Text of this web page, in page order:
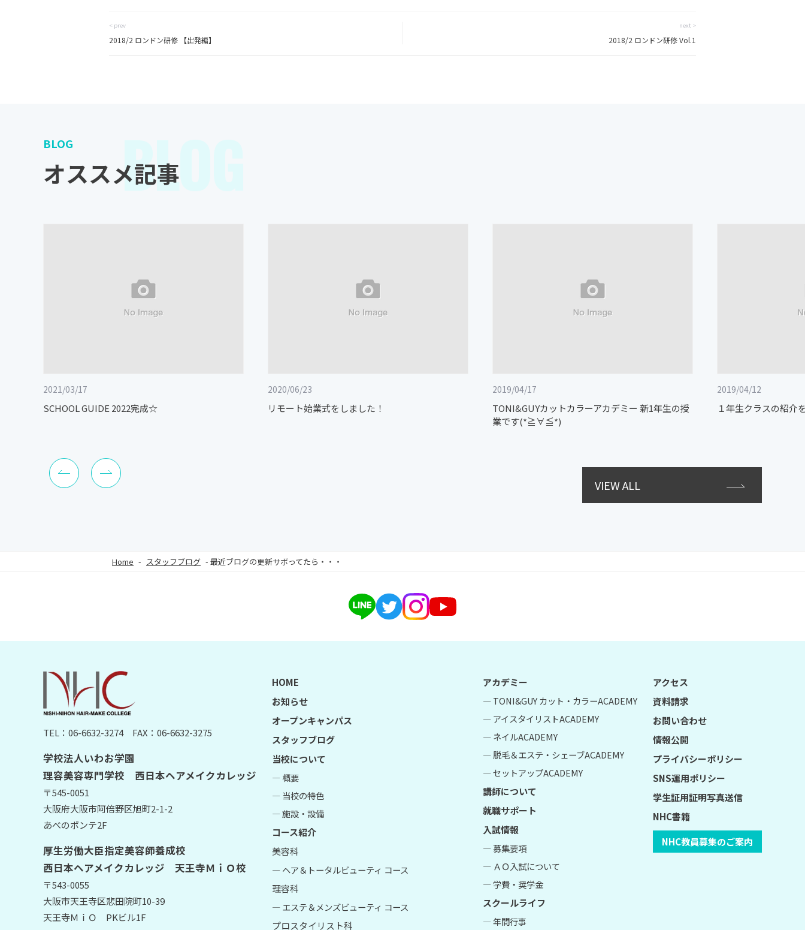
< prev
2018/2 ロンドン研修 【出発編】
next >
2018/2 ロンドン研修 Vol.1
BLOG
オススメ記事
BLOG
2021/03/17
SCHOOL GUIDE 2022完成☆
2020/06/23
リモート始業式をしました！
2019/04/17
TONI&GUYカットカラーアカデミー 新1年生の授
業です(*≧∀≦*)
2019/04/12
１年生クラスの紹介
VIEW ALL
Home - スタッフブログ - 最近ブログの更新サボってたら・・・
TEL：06-6632-3274FAX：06-6632-3275
学校法人いわお学園
理容美容専門学校 西日本ヘアメイクカレッジ
〒545-0051
大阪府大阪市阿倍野区旭町2-1-2
あべのポンテ2F
厚生労働大臣指定美容師養成校
西日本ヘアメイクカレッジ 天王寺ＭｉＯ校
〒543-0055
大阪市天王寺区悲田院町10-39
天王寺ＭｉＯ PKビル1F
HOME
お知らせ
オープンキャンパス
スタッフブログ
当校について
― 概要
― 当校の特色
― 施設・設備
コース紹介
美容科
― ヘア＆トータルビューティ コース
理容科
― エステ＆メンズビューティ コース
プロスタイリスト科
アカデミー
― TONI&GUY カット・カラーACADEMY
― アイスタイリストACADEMY
― ネイルACADEMY
― 脱毛＆エステ・シェーブACADEMY
― セットアップACADEMY
講師について
就職サポート
入試情報
― 募集要項
― ＡＯ入試について
― 学費・奨学金
スクールライフ
― 年間行事
アクセス
資料請求
お問い合わせ
情報公開
プライバシーポリシー
SNS運用ポリシー
学生証用証明写真送信
NHC書籍
NHC教員募集のご案内